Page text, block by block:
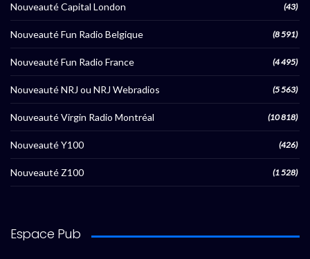
Nouveauté Capital London (43)
Nouveauté Fun Radio Belgique (8 591)
Nouveauté Fun Radio France (4 495)
Nouveauté NRJ ou NRJ Webradios (5 563)
Nouveauté Virgin Radio Montréal (10 818)
Nouveauté Y100 (426)
Nouveauté Z100 (1 528)
Espace Pub